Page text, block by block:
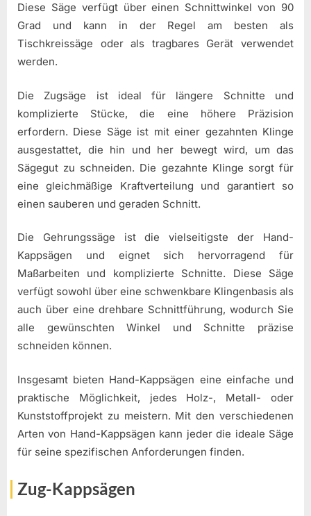
Diese Säge verfügt über einen Schnittwinkel von 90
Grad und kann in der Regel am besten als
Tischkreissäge oder als tragbares Gerät verwendet
werden.
Die Zugsäge ist ideal für längere Schnitte und
komplizierte Stücke, die eine höhere Präzision
erfordern. Diese Säge ist mit einer gezahnten Klinge
ausgestattet, die hin und her bewegt wird, um das
Sägegut zu schneiden. Die gezahnte Klinge sorgt für
eine gleichmäßige Kraftverteilung und garantiert so
einen sauberen und geraden Schnitt.
Die Gehrungssäge ist die vielseitigste der Hand-
Kappsägen und eignet sich hervorragend für
Maßarbeiten und komplizierte Schnitte. Diese Säge
verfügt sowohl über eine schwenkbare Klingenbasis als
auch über eine drehbare Schnittführung, wodurch Sie
alle gewünschten Winkel und Schnitte präzise
schneiden können.
Insgesamt bieten Hand-Kappsägen eine einfache und
praktische Möglichkeit, jedes Holz-, Metall- oder
Kunststoffprojekt zu meistern. Mit den verschiedenen
Arten von Hand-Kappsägen kann jeder die ideale Säge
für seine spezifischen Anforderungen finden.
Zug-Kappsägen